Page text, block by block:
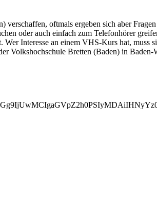
oftmals ergeben sich aber
oder auch einfach zum Telefonhörer
Interesse an einem VHS-Kurs hat, muss
Volkshochschule Bretten (Baden) in